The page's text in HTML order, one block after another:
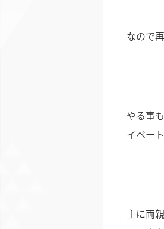
なので
やる事
イベー
主に両